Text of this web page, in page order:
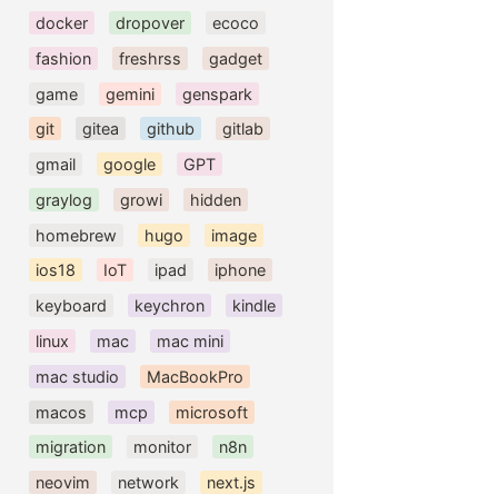
docker dropover
ecoco
fashion
freshrss
gadget
game
gemini
genspark
git
gitea github
gitlab
gmail
google
GPT
graylog
growi
hidden
homebrew
hugo
image
ios18
IoT ipad
iphone
keyboard
keychron
kindle
linux
mac
mac mini
mac studio
MacBookPro
macos
mcp
microsoft
migration
monitor
n8n
neovim
network
next.js